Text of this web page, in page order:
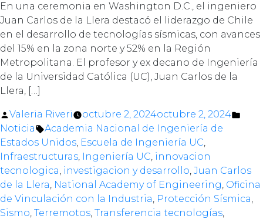
En una ceremonia en Washington D.C., el ingeniero
Juan Carlos de la Llera destacó el liderazgo de Chile
en el desarrollo de tecnologías sísmicas, con avances
del 15% en la zona norte y 52% en la Región
Metropolitana. El profesor y ex decano de Ingeniería
de la Universidad Católica (UC), Juan Carlos de la
Llera, […]
Posted
by
Valeria Riveri octubre 2, 2024octubre 2, 2024
Noticia Tags:
Academia Nacional de Ingeniería de
Estados Unidos, Escuela de Ingeniería UC,
Infraestructuras, Ingeniería UC, innovacion
tecnologica, investigacion y desarrollo, Juan Carlos
de la Llera, National Academy of Engineering, Oficina
de Vinculación con la Industria, Protección Sísmica,
Sismo, Terremotos, Transferencia tecnologías,